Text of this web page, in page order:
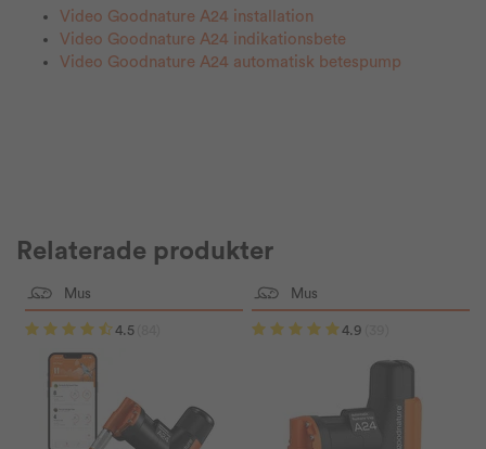
Video Goodnature A24 installation
Video Goodnature A24 indikationsbete
Video Goodnature A24 automatisk betespump
Relaterade produkter
Mus
4.5
Mus
4.9